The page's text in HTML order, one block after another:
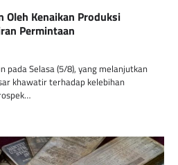
Oleh Kenaikan Produksi
Permintaan
pada Selasa (5/8), yang melanjutkan
khawatir terhadap kelebihan